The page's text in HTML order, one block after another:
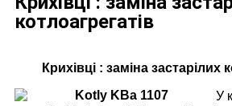
котлоагрегатів
Крихівці : заміна застарілих
У